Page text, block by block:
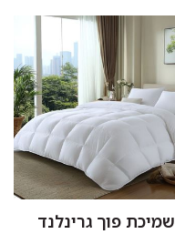
שמיכת פוך גרינלנד